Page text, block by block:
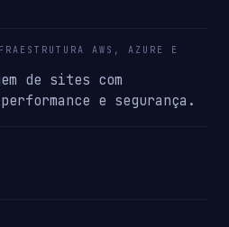
AWS, AZURE E
de sites com
e segurança.